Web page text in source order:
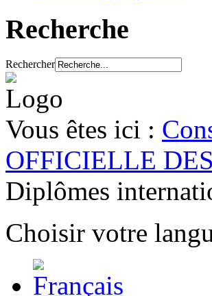
Recherche
Rechercher
Vous êtes ici :
OFFICIELLE
Diplômes
Choisir votre